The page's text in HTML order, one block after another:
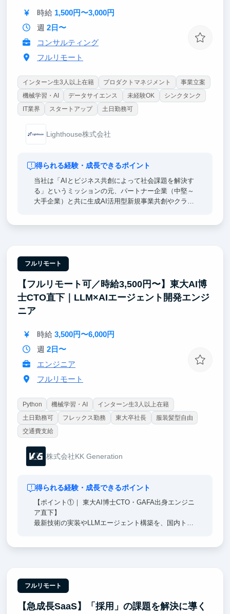
時給 1,500円〜3,000円
週 2日〜
コンサルティング
フルリモート
インターン生3人以上在籍 プロダクトマネジメント
事業立案
機械学習・AI
データサイエンス 未経験OK
シンクタンク
IT業界
スタートアップ 土日勤務可
Lighthouse株式会社
得られる経験・成長できるポイント
当社は「AIとビジネス共創によって社会課題を解決す
る」というミッションの元、パートナー企業（中堅～
大手企業）と共に生成AI活用型新規事業共創やクライ
実現させていくフェーズがあり、戦略/業務/ITコンサ
ルそれぞれの素養が必要になるため、当社にはそれぞ
れに見識を持ったメンバーが集まっています。
インターン生の方は、新規事業共創、コンサルティン
フルリモート
【フルリモート可／時給3,500円〜】東大AI博
士CTO直下｜LLM×AIエージェント開発エンジ
ニア
時給 3,500円〜6,000円
週 2日〜
エンジニア
フルリモート
Python 機械学習・AI
インターン生3人以上在籍
土日勤務可
フレックス勤務 東大卒社長
服装髪型自由
交通費支給
株式会社KK Generation
得られる経験・成長できるポイント
【ポイント①｜ 東大AI博士CTO・GAFA出身エンジニ
ア直下】
最新技術の実装やLLMエージェント構築を、国内トッ
ます。マッキンゼー出身の代表や精鋭チームと共に、
最新技術がビジネス価値に変わる瞬間を体感できま
す。
フルリモート
【急成長SaaS】「採用」の課題を解決に導く